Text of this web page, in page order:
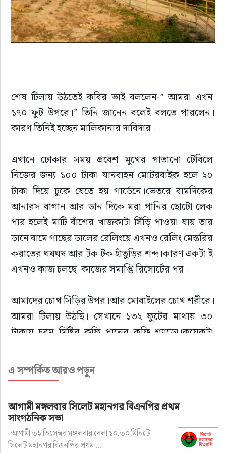
শেষ টিলায় উঠতেই কবির ভাই বললেন-” আমরা এখন
১৭০ ফুট উপরে।” তিনি জানেন বলেই বলতে পারলেন।
কারণ তিনিই হচ্ছেন মালিকানার দাবিদার।
এখানে ঢোকার সময় প্রবেশ মুখের পাতানো টেবিলে
নিজের জন্য ১০০ টাকা যানবাহন মোটরবাইক হলে ২০
টাকা দিয়ে ঢুকে যেতে হয় গার্ডেনে।ভেতরে বামদিকের
আনারস বাগান আর ডান দিকে মরা পানির ছোটো লেক
পার হলেই মাটি বাঁশের খাজকাটা সিঁড়ি পাওয়া যায় তার
ডানে বামে গাছের ডালের রেলিংয়ে এখনও রেলিং মেস্তরির
করাতের ঘষঘষ আর টক টক হাঁতুড়ির শব্দ।কারণ একটা ই
এখনও কাজ চলছে।কাজের সমাপ্তি রিসোর্টের পর।
আমাদের চোখ সিঁড়ির উপর।আর মোবাইলের চোখ শরীরে।
আমরা টিলায় উঠছি। সেখানে ১৩২ ফুটের মাথায় ৩০
টাকায় চরম মিষ্টির কফি পানের কফি শ্যাডো।কয়েকটা
আনারস বাগান।সেলফি স্ট্যান্ড।ক্যামেরার ক্লিক ক্লিক!
ফ্যামেলির ফুসুরফাসুর! এর পরে সোজা ১৭০ ফুট এবং তার
নাম “লেক্সাস গার্ডেন “।
গত শনিবার ঘোরাঘুরির মগজে যখন খুব চঞ্চলতা কাজে
এ সম্পর্কিত আরও পড়ুন
আগামী মঙ্গলবার সিলেট মহানগর বিএনপির প্রথম
সাংগঠনিক সভা
আগামী ৩১ ডিসেম্বর মঙ্গলবার বেলা ১০.৩০ মিনিটে
সিলেট মহানগর বিএনপির প্রথম ...